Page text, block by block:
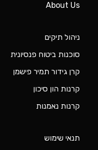
About Us
ניהול תיקים
סוכנות ביטוח פנסיונית
קרן גידור תמיר פישמן
קרנות הון סיכון
קרנות נאמנות
תנאי שימוש